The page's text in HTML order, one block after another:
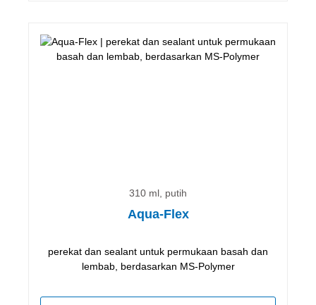
310 ml, putih
Aqua-Flex
perekat dan sealant untuk permukaan basah dan
lembab, berdasarkan MS-Polymer